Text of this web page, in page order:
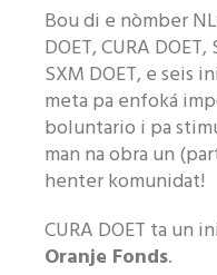
Bou di e nòmber
DOET, CURA
SXM DOET, e seis
meta pa enfoká
boluntario i pa
man na obra un
henter komunidat!
CURA DOET ta un
Oranje Fonds.